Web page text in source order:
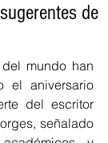
de
mundo han
el aniversario
del escritor
señalado